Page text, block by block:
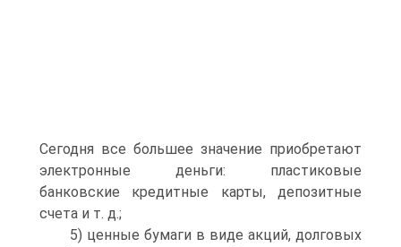
Сегодня все большее значение приобретают
электронные деньги: пластиковые
банковские кредитные карты, депозитные
счета и т. д.;
5) ценные бумаги в виде акций, долговых